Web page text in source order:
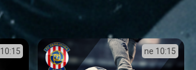
10:15 ne 10:15